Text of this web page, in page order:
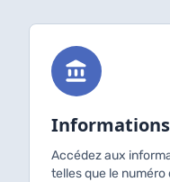
Accédez aux
telles que le numéro